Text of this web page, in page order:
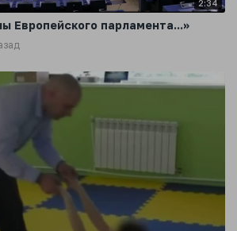
2:34
Европейского парламента...»